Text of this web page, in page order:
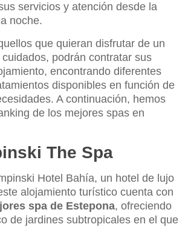
servicios y atención desde la
noche.
que quieran disfrutar de un
podrán contratar sus
encontrando diferentes
disponibles en función de
A continuación, hemos
de los mejores spas en
The Spa
Hotel Bahía, un hotel de lujo
alojamiento turístico cuenta con
spa de Estepona, ofreciendo
de jardines subtropicales en el que